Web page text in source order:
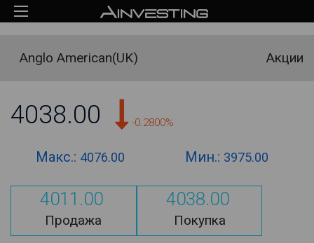
Anglo American(UK) Акции
4038.00 -0.2800%
Макс.: 4076.00 Мин.: 3975.00
4011.00
Продажа
4038.00
Покупка